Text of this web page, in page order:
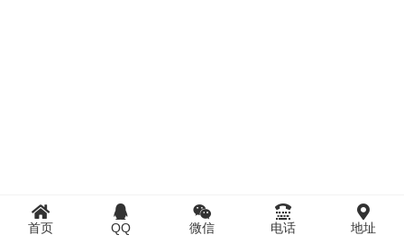
首页 QQ 微信 电话 地址